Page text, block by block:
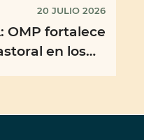
20 JULIO 2026
OMP fortalece
en los